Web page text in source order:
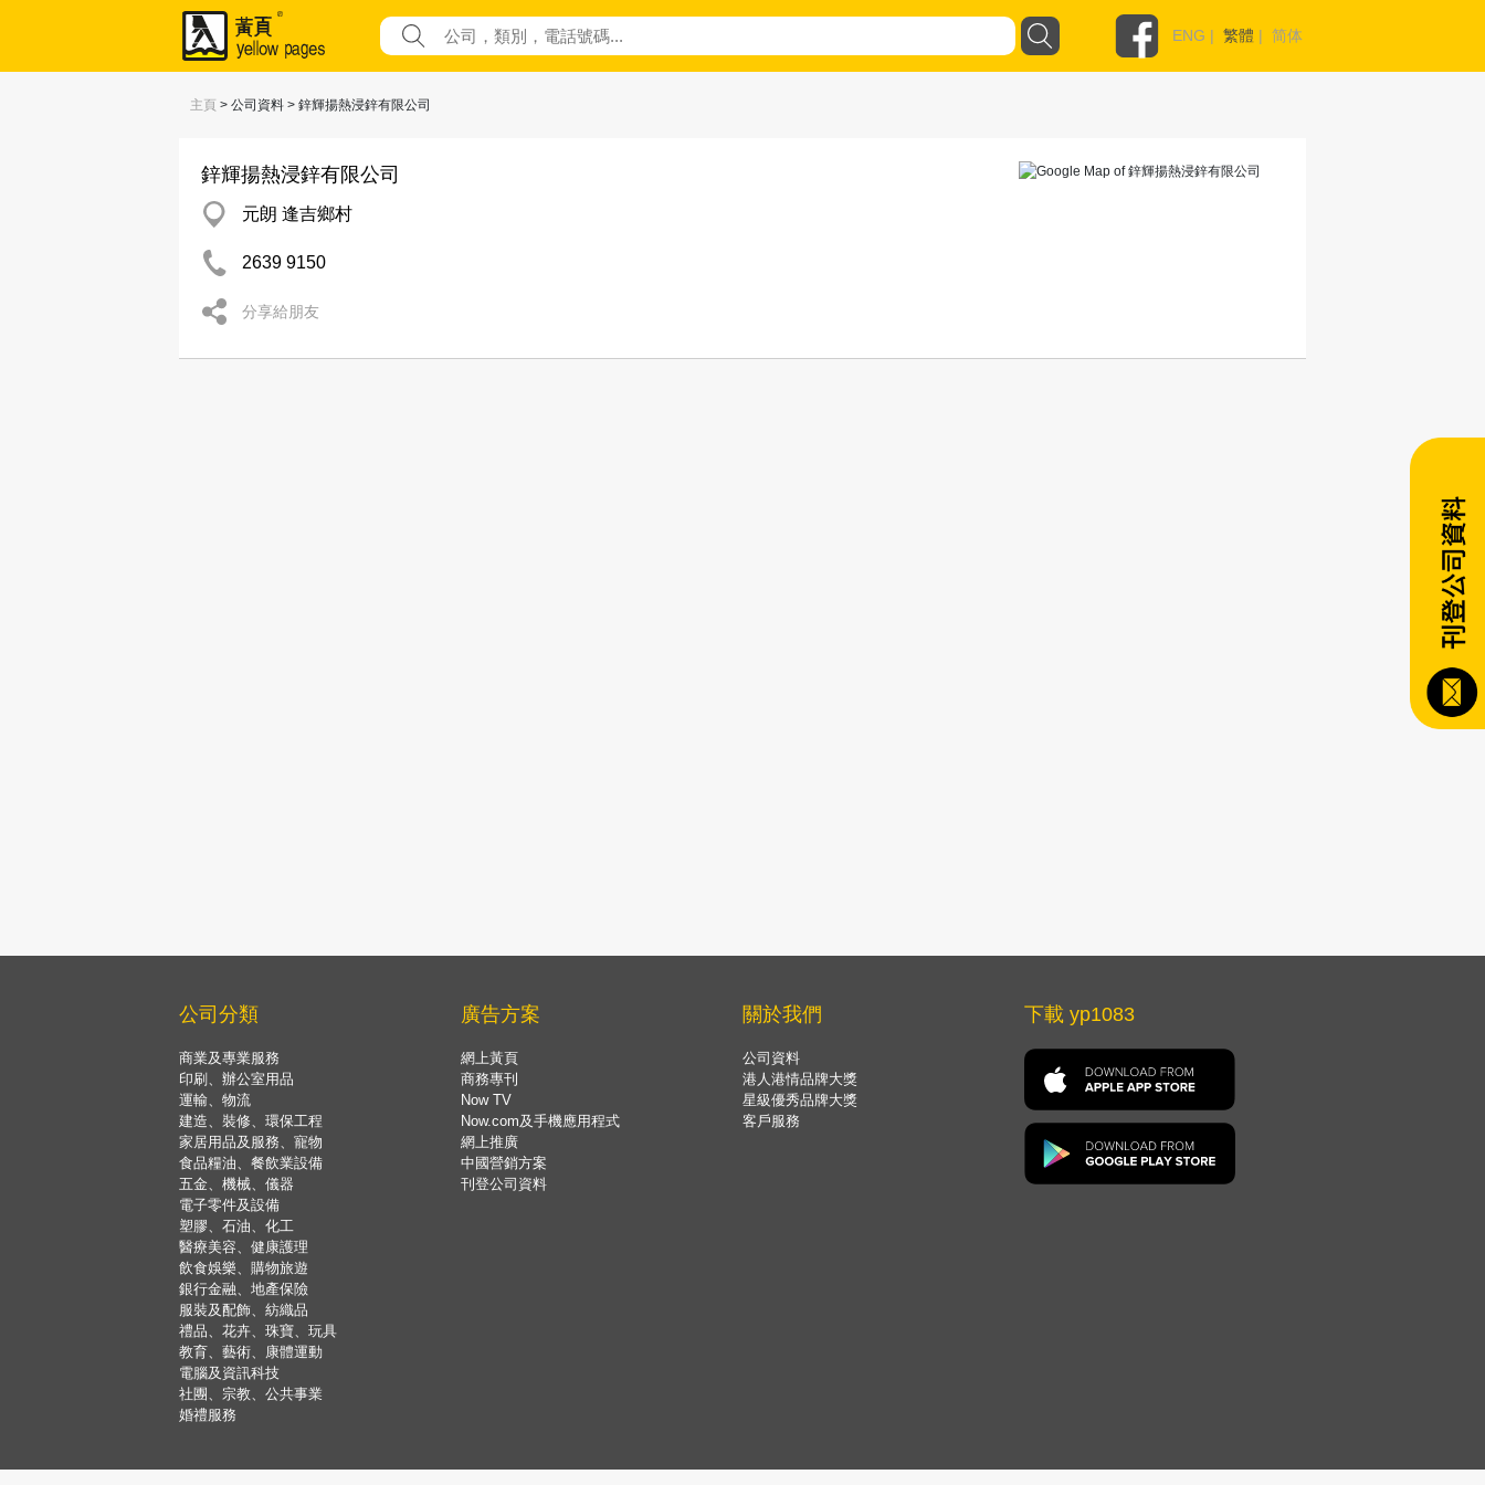
ENG | 繁體 | 简体
主頁 > 公司資料 > 鋅輝揚熱浸鋅有限公司
鋅輝揚熱浸鋅有限公司
元朗 逢吉鄉村
2639 9150
分享給朋友
公司分類
商業及專業服務
印刷、辦公室用品
運輸、物流
建造、裝修、環保工程
家居用品及服務、寵物
食品糧油、餐飲業設備
五金、機械、儀器
電子零件及設備
塑膠、石油、化工
醫療美容、健康護理
飲食娛樂、購物旅遊
銀行金融、地產保險
服裝及配飾、紡織品
禮品、花卉、珠寶、玩具
教育、藝術、康體運動
電腦及資訊科技
社團、宗教、公共事業
婚禮服務
廣告方案
網上黃頁
商務專刊
Now TV
Now.com及手機應用程式
網上推廣
中國營銷方案
刊登公司資料
關於我們
公司資料
港人港情品牌大獎
星級優秀品牌大獎
客戶服務
下載 yp1083